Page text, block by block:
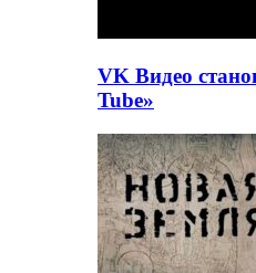
VK Видео
Tube»